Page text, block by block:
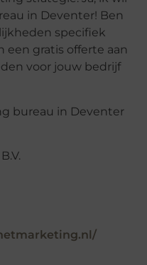
in Deventer! Ben
specifiek
een gratis offerte aan
voor jouw bedrijf